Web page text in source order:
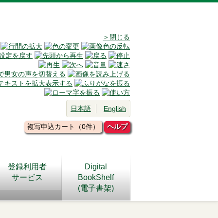
＞閉じる
日本語 English
複写申込カート（0件） ヘルプ
登録利用者
サービス
Digital
BookShelf
(電子書架)